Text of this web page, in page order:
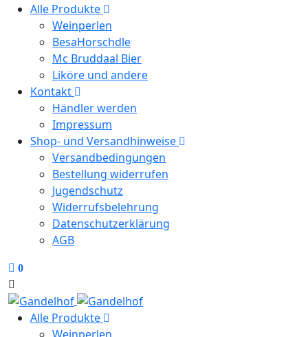
Alle Produkte
Weinperlen
BesaHorschdle
Mc Bruddaal Bier
Liköre und andere
Kontakt
Händler werden
Impressum
Shop- und Versandhinweise
Versandbedingungen
Bestellung widerrufen
Jugendschutz
Widerrufsbelehrung
Datenschutzerklärung
AGB
0
Alle Produkte